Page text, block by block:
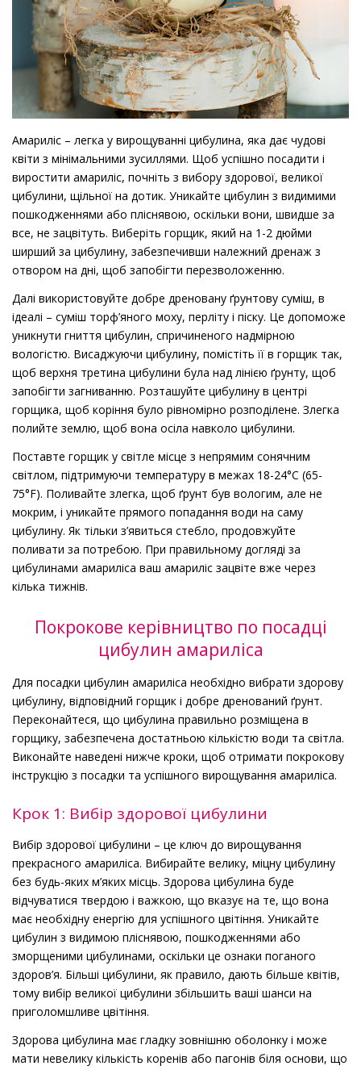
Амариліс – легка у вирощуванні цибулина, яка дає чудові
квіти з мінімальними зусиллями. Щоб успішно посадити і
виростити амариліс, почніть з вибору здорової, великої
цибулини, щільної на дотик. Уникайте цибулин з видимими
пошкодженнями або пліснявою, оскільки вони, швидше за
все, не зацвітуть. Виберіть горщик, який на 1-2 дюйми
ширший за цибулину, забезпечивши належний дренаж з
отвором на дні, щоб запобігти перезволоженню.
Далі використовуйте добре дреновану ґрунтову суміш, в
ідеалі – суміш торф’яного моху, перліту і піску. Це допоможе
уникнути гниття цибулин, спричиненого надмірною
вологістю. Висаджуючи цибулину, помістіть її в горщик так,
щоб верхня третина цибулини була над лінією ґрунту, щоб
запобігти загниванню. Розташуйте цибулину в центрі
горщика, щоб коріння було рівномірно розподілене. Злегка
полийте землю, щоб вона осіла навколо цибулини.
Поставте горщик у світле місце з непрямим сонячним
світлом, підтримуючи температуру в межах 18-24°C (65-
75°F). Поливайте злегка, щоб ґрунт був вологим, але не
мокрим, і уникайте прямого попадання води на саму
цибулину. Як тільки з’явиться стебло, продовжуйте
поливати за потребою. При правильному догляді за
цибулинами амариліса ваш амариліс зацвіте вже через
кілька тижнів.
Покрокове керівництво по посадці
цибулин амариліса
Для посадки цибулин амариліса необхідно вибрати здорову
цибулину, відповідний горщик і добре дренований ґрунт.
Переконайтеся, що цибулина правильно розміщена в
горщику, забезпечена достатньою кількістю води та світла.
Виконайте наведені нижче кроки, щоб отримати покрокову
інструкцію з посадки та успішного вирощування амариліса.
Крок 1: Вибір здорової цибулини
Вибір здорової цибулини – це ключ до вирощування
прекрасного амариліса. Вибирайте велику, міцну цибулину
без будь-яких м’яких місць. Здорова цибулина буде
відчуватися твердою і важкою, що вказує на те, що вона
має необхідну енергію для успішного цвітіння. Уникайте
цибулин з видимою пліснявою, пошкодженнями або
зморщеними цибулинами, оскільки це ознаки поганого
здоров’я. Більші цибулини, як правило, дають більше квітів,
тому вибір великої цибулини збільшить ваші шанси на
приголомшливе цвітіння.
Здорова цибулина має гладку зовнішню оболонку і може
мати невелику кількість коренів або пагонів біля основи, що